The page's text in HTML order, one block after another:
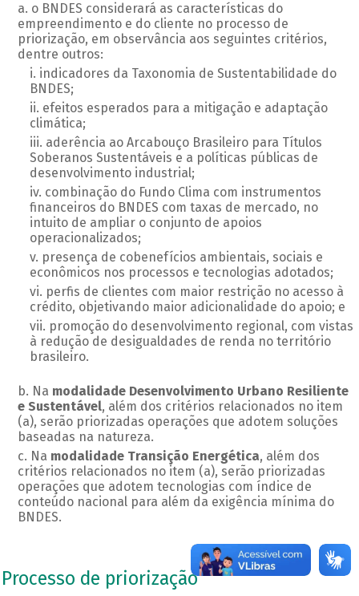
o BNDES considerará as características do
empreendimento e do cliente no processo de
priorização, em observância aos seguintes critérios,
dentre outros:
indicadores da Taxonomia de Sustentabilidade do
BNDES;
efeitos esperados para a mitigação e adaptação
climática;
aderência ao Arcabouço Brasileiro para Títulos
Soberanos Sustentáveis e a políticas públicas de
desenvolvimento industrial;
combinação do Fundo Clima com instrumentos
financeiros do BNDES com taxas de mercado, no
intuito de ampliar o conjunto de apoios
operacionalizados;
presença de cobenefícios ambientais, sociais e
econômicos nos processos e tecnologias adotados;
perfis de clientes com maior restrição no acesso à
crédito, objetivando maior adicionalidade do apoio; e
promoção do desenvolvimento regional, com vistas
à redução de desigualdades de renda no território
brasileiro.
Na modalidade Desenvolvimento Urbano Resiliente
e Sustentável, além dos critérios relacionados no item
(a), serão priorizadas operações que adotem soluções
baseadas na natureza.
Na modalidade Transição Energética, além dos
critérios relacionados no item (a), serão priorizadas
operações que adotem tecnologias com índice de
conteúdo nacional para além da exigência mínima do
BNDES.
Processo de priorização